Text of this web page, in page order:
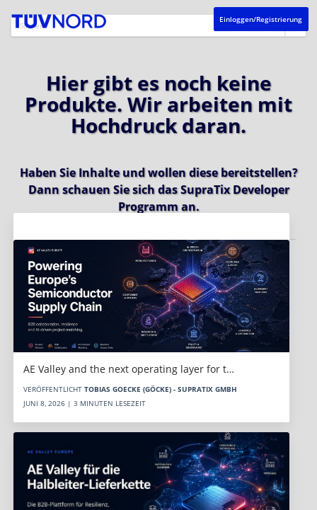
Einloggen/Registrierung
Hier gibt es noch keine
Produkte. Wir arbeiten mit
Hochdruck daran.
Haben Sie Inhalte und wollen diese bereitstellen?
Dann schauen Sie sich dasSupraTix Developer
Programman.
AE Valley and the next operating layer for t…
VERÖFFENTLICHT TOBIAS GOECKE (GÖCKE) - SUPRATIX GMBH
JUNI 8, 2026 | 3 MINUTEN LESEZEIT